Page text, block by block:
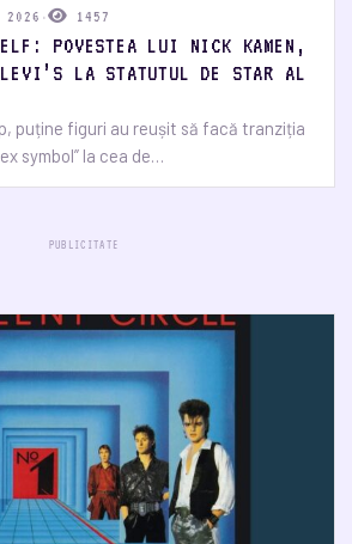
· 1457
POVESTEA LUI NICK KAMEN,
LA STATUTUL DE STAR AL
puține figuri au reușit să facă tranziția
symbol” la cea de…
PUBLICITATE